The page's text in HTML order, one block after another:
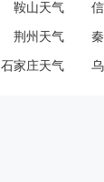
鞍山天气
荆州天气
石家庄天气